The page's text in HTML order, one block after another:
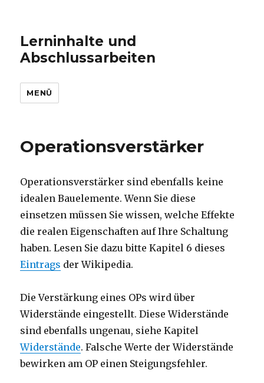
Lerninhalte und
Abschlussarbeiten
MENÜ
Operationsverstärker
Operationsverstärker sind ebenfalls keine
idealen Bauelemente. Wenn Sie diese
einsetzen müssen Sie wissen, welche Effekte
die realen Eigenschaften auf Ihre Schaltung
haben. Lesen Sie dazu bitte Kapitel 6 dieses
Eintrags der Wikipedia.
Die Verstärkung eines OPs wird über
Widerstände eingestellt. Diese Widerstände
sind ebenfalls ungenau, siehe Kapitel
Widerstände. Falsche Werte der Widerstände
bewirken am OP einen Steigungsfehler.